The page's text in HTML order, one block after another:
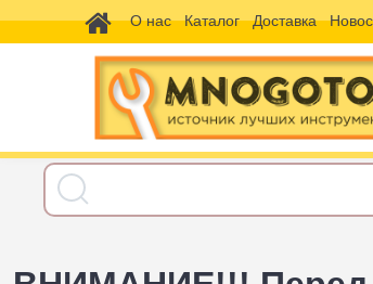
О нас Каталог Доставка